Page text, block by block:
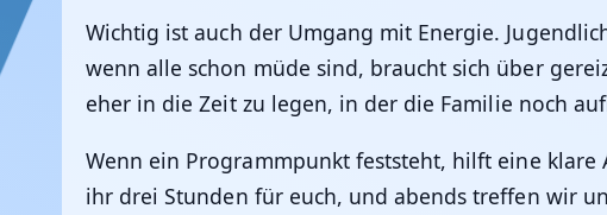
Wichtig ist auch der Umgang mit Energie.
wenn alle schon müde sind, braucht sich über
eher in die Zeit zu legen, in der die Familie noch
Wenn ein Programmpunkt feststeht, hilft eine klare
ihr drei Stunden für euch, und abends treffen wir